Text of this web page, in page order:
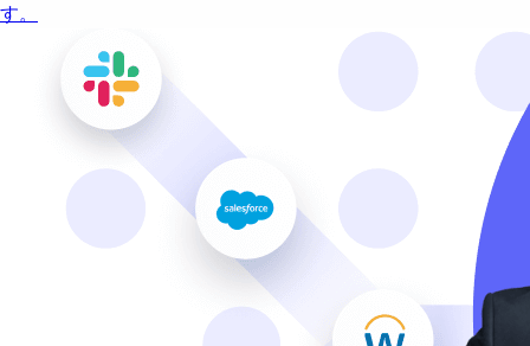
す。